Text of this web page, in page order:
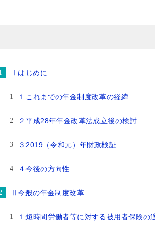
Ⅰはじめに
１これまでの年金制度改革の経緯
２平成28年年金改革法成立後の検討
３2019（令和元）年財政検証
４今後の方向性
Ⅱ今般の年金制度改革
１短時間労働者等に対する被用者保険の